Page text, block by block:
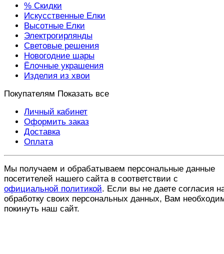
% Скидки
Искусственные Елки
Высотные Елки
Электрогирлянды
Световые решения
Новогодние шары
Ёлочные украшения
Изделия из хвои
Покупателям Показать все
Личный кабинет
Оформить заказ
Доставка
Оплата
Мы получаем и обрабатываем персональные данные
посетителей нашего сайта в соответствии с
официальной политикой. Если вы не даете согласия
обработку своих персональных данных, Вам
покинуть наш сайт.